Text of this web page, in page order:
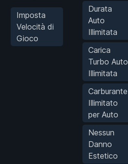
Imposta
Velocità di
Gioco
Durata
Auto
Illimitata
Carica
Turbo Auto
Illimitata
Carburante
Illimitato
per Auto
Nessun
Danno
Estetico